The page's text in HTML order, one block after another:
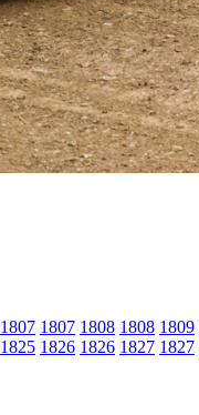
1807 1807 1808 1808 1809
1825 1826 1826 1827 1827